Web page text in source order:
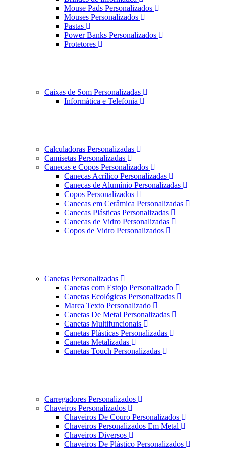
Mouse Pads Personalizados
Mouses Personalizados
Pastas
Power Banks Personalizados
Protetores
Caixas de Som Personalizadas
Informática e Telefonia
Calculadoras Personalizadas
Camisetas Personalizadas
Canecas e Copos Personalizados
Canecas Acrílico Personalizadas
Canecas de Alumínio Personalizadas
Copos Personalizados
Canecas em Cerâmica Personalizadas
Canecas Plásticas Personalizadas
Canecas de Vidro Personalizadas
Copos de Vidro Personalizados
Canetas Personalizadas
Canetas com Estojo Personalizado
Canetas Ecológicas Personalizadas
Marca Texto Personalizado
Canetas De Metal Personalizadas
Canetas Multifuncionais
Canetas Plásticas Personalizadas
Canetas Metalizadas
Canetas Touch Personalizadas
Carregadores Personalizados
Chaveiros Personalizados
Chaveiros De Couro Personalizados
Chaveiros Personalizados Em Metal
Chaveiros Diversos
Chaveiros De Plástico Personalizados